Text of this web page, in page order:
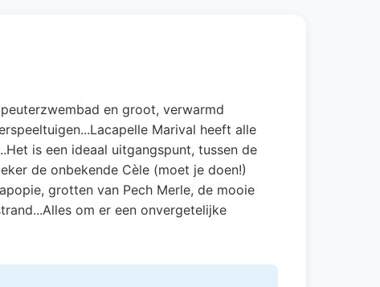
en groot, verwarmd
Marival heeft alle
is een ideaal uitgangspunt, tussen de
de onbekende Cèle (moet je doen!)
grotten van Pech Merle, de mooie
om er een onvergetelijke